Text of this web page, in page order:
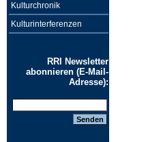
Kulturchronik
Kulturinterferenzen
RRI Newsletter
abonnieren (E-Mail-
Adresse):